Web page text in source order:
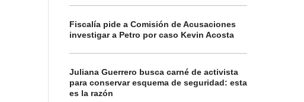
Fiscalía pide a Comisión de Acusaciones
investigar a Petro por caso Kevin Acosta
Juliana Guerrero busca carné de activista
para conservar esquema de seguridad: esta
es la razón